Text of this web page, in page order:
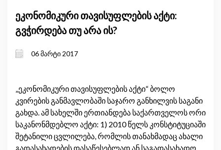
ეკონომიკური თავისუფლების აქტი:
გვჭირდება თუ არა ის?
06 მარტი 2017
„ეკონომიკური თავისუფლების აქტი“ ბოლო
კვირების განმავლობაში საჯარო განხილვის საგანი
გახდა. ამ სახელში ერთიანდება საქართველოს ორი
საკანონმდებლო აქტი: 1) 2010 წელს კონსტიტუციაში
შეტანილი ცვლილება, რომლის თანახმადაც ახალი
გადასახადების დასაწესებლად ან საგადასახადო